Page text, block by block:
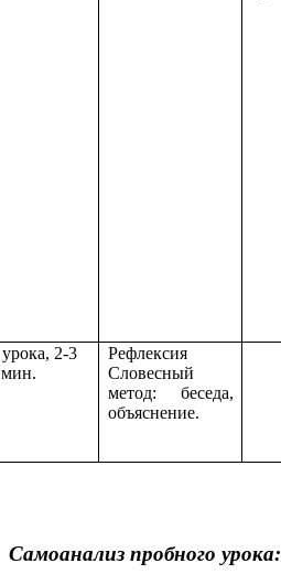
2-3
мин.
Рефлексия
Словесный
метод: беседа,
объяснение.
Самоанализ пробного урока: